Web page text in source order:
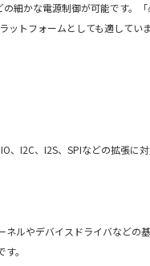
細かな電源制御が可能です。
トフォームとしても適していま
、I2C、I2S、SPIなどの拡張に
ルやデバイスドライバなどの
。